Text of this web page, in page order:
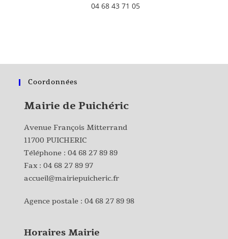
04 68 43 71 05
Coordonnées
Mairie de Puichéric
Avenue François Mitterrand
11700 PUICHERIC
Téléphone :04 68 27 89 89
Fax : 04 68 27 89 97
accueil@mairiepuicheric.fr
Agence postale :04 68 27 89 98
Horaires Mairie